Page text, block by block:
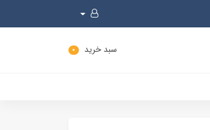
سبد خرید 0